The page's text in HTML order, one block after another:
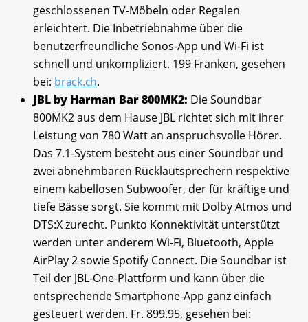
geschlossenen TV-Möbeln oder Regalen
erleichtert. Die Inbetriebnahme über die
benutzerfreundliche Sonos-App und Wi-Fi ist
schnell und unkompliziert. 199 Franken, gesehen
bei: brack.ch.
JBL by Harman Bar 800MK2: Die Soundbar
800MK2 aus dem Hause JBL richtet sich mit ihrer
Leistung von 780 Watt an anspruchsvolle Hörer.
Das 7.1-System besteht aus einer Soundbar und
zwei abnehmbaren Rücklautsprechern respektive
einem kabellosen Subwoofer, der für kräftige und
tiefe Bässe sorgt. Sie kommt mit Dolby Atmos und
DTS:X zurecht. Punkto Konnektivität unterstützt
werden unter anderem Wi-Fi, Bluetooth, Apple
AirPlay 2 sowie Spotify Connect. Die Soundbar ist
Teil der JBL-One-Plattform und kann über die
entsprechende Smartphone-App ganz einfach
gesteuert werden. Fr. 899.95, gesehen bei: